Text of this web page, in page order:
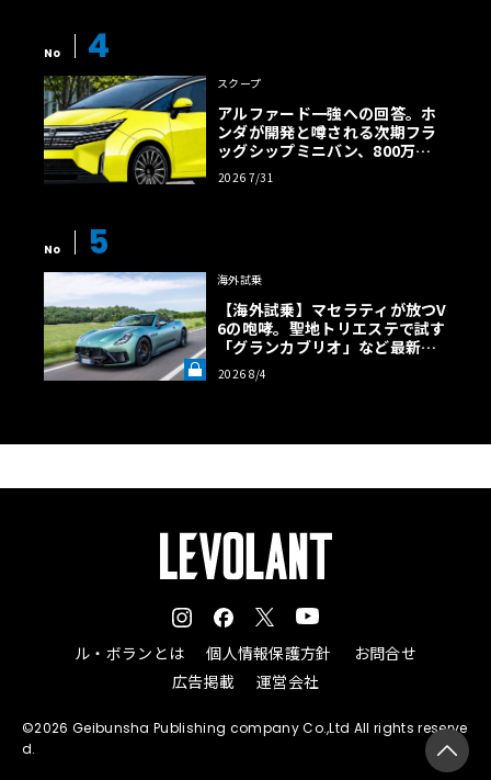
No 4
スクープ
アルファード一強への回答。ホ
ンダが開発と噂される次期フラ
ッグシップミニバン、800万円
超の勝算【予想CG】
2026 7/31
No 5
海外試乗
【海外試乗】マセラティが放つV
6の咆哮。聖地トリエステで試す
「グランカブリオ」など最新ト
ロフェオ3台の官能評価《LE VO
LANT LAB》
2026 8/4
ル・ボランとは 個人情報保護方針
お問合せ
広告掲載
運営会社
©2026 Geibunsha Publishing company Co.,Ltd All rights reserve
d.